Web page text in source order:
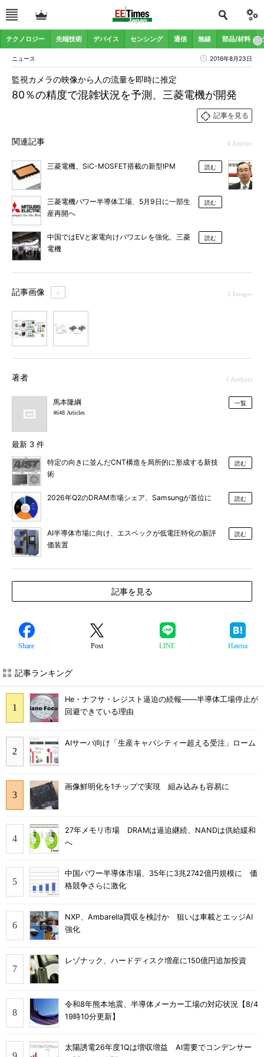
テクノロジー 先端技術 デバイス センシング 通信 無線 部品/材料
ニュース 2016年8月23日
80％の精度で混雑状況を予測、三菱電機が開発
監視カメラの映像から人の流量を即時に推定
記事を見る
関連記事 4 Articles
三菱電機、SiC-MOSFET搭載の新型IPM 読む
三菱電機パワー半導体工場、5月9日に一部生
産再開へ
読む
中国ではEVと家電向けパワエレを強化、三菱
電機
読む
記事画像 ＋ 2 Images
著者 1 Authors
馬本隆綱
4648 Articles
一覧
最新 3 件
特定の向きに並んだCNT構造を局所的に形成する新技
術
読む
2026年Q2のDRAM市場シェア、Samsungが首位に 読む
AI半導体市場に向け、エスペックが低電圧特化の新評
価装置
読む
記事を見る
Share Post LINE Hatena
記事ランキング
He・ナフサ・レジスト逼迫の続報――半導体工場停止が
回避できている理由
AIサーバ向け「生産キャパシティー超える受注」ローム
画像鮮明化を1チップで実現 組み込みも容易に
27年メモリ市場 DRAMは逼迫継続、NANDは供給緩和
へ
中国パワー半導体市場、35年に3兆2742億円規模に 価
格競争さらに激化
NXP、Ambarella買収を検討か 狙いは車載とエッジAI
強化
レゾナック、ハードディスク増産に150億円追加投資
令和8年熊本地震、半導体メーカー工場の対応状況【8/4
19時10分更新】
太陽誘電26年度1Qは増収増益 AI需要でコンデンサー